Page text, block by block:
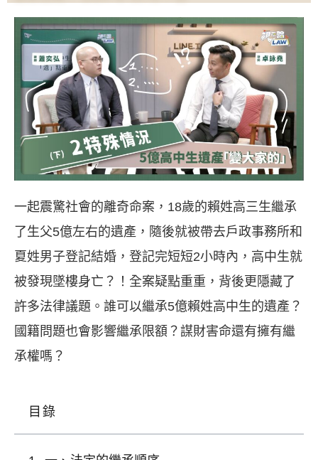
一起震驚社會的離奇命案， 18歲的賴姓高三生繼承
了生父5億左右的遺產，隨後就被帶去戶政事務所和
夏姓男子登記結婚，登記完短短2小時內，高中生就
被發現墜樓身亡？！全案疑點重重，背後更隱藏了
許多法律議題。誰可以繼承5億賴姓高中生的遺產？
國籍問題也會影響繼承限額？謀財害命還有擁有繼
承權嗎？
目錄